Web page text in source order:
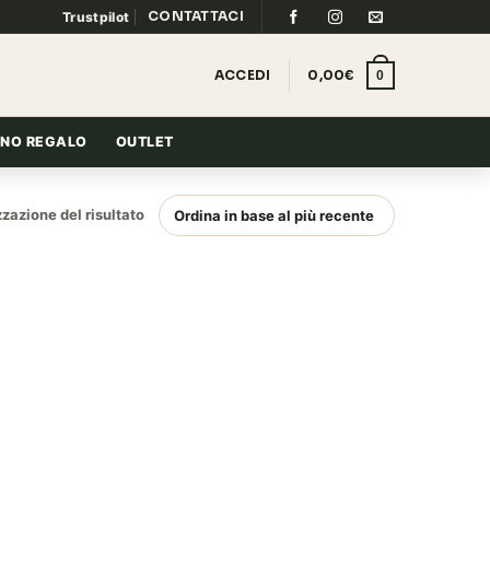
Trustpilot CONTATTACI
ACCEDI 0,00€ 0
REGALO OUTLET
del risultato